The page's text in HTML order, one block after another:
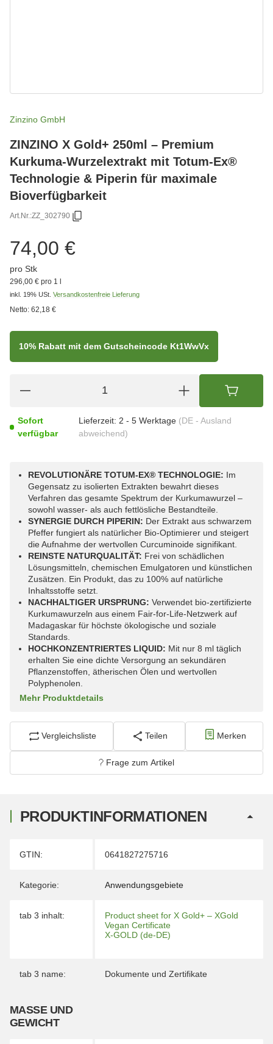
Zinzino GmbH
ZINZINO X Gold+ 250ml – Premium
Kurkuma-Wurzelextrakt mit Totum-Ex®
Technologie & Piperin für maximale
Bioverfügbarkeit
Art.Nr.:ZZ_302790
74,00 €
pro Stk
296,00 € pro 1 l
inkl. 19% USt. Versandkostenfreie Lieferung
Netto: 62,18 €
10% Rabatt mit dem Gutscheincode Kt1WwVx
Sofort
verfügbar
Lieferzeit: 2 - 5 Werktage (DE - Ausland
abweichend)
REVOLUTIONÄRE TOTUM-EX® TECHNOLOGIE: Im
Gegensatz zu isolierten Extrakten bewahrt dieses
Verfahren das gesamte Spektrum der Kurkumawurzel –
sowohl wasser- als auch fettlösliche Bestandteile.
SYNERGIE DURCH PIPERIN: Der Extrakt aus schwarzem
Pfeffer fungiert als natürlicher Bio-Optimierer und steigert
die Aufnahme der wertvollen Curcuminoide signifikant.
REINSTE NATURQUALITÄT: Frei von schädlichen
Lösungsmitteln, chemischen Emulgatoren und künstlichen
Zusätzen. Ein Produkt, das zu 100% auf natürliche
Inhaltsstoffe setzt.
NACHHALTIGER URSPRUNG: Verwendet bio-zertifizierte
Kurkumawurzeln aus einem Fair-for-Life-Netzwerk auf
Madagaskar für höchste ökologische und soziale
Standards.
HOCHKONZENTRIERTES LIQUID: Mit nur 8 ml täglich
erhalten Sie eine dichte Versorgung an sekundären
Pflanzenstoffen, ätherischen Ölen und wertvollen
Polyphenolen.
Mehr Produktdetails
Vergleichsliste Teilen Merken
Frage zum Artikel
PRODUKTINFORMATIONEN
Produkteigenschaft
Wert
GTIN: 0641827275716
Kategorie: Anwendungsgebiete
tab 3 inhalt:
Product sheet for X Gold+ – XGold
Vegan Certificate
X-GOLD (de-DE)
tab 3 name: Dokumente und Zertifikate
MASSE UND G
EWICHT